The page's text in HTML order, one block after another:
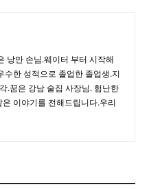
낭만 손님.웨이터 부터 시작해
수한 성적으로 졸업한 졸업생.지
.꿈은 강남 술집 사장님. 험난한
은 이야기를 전해드립니다.우리